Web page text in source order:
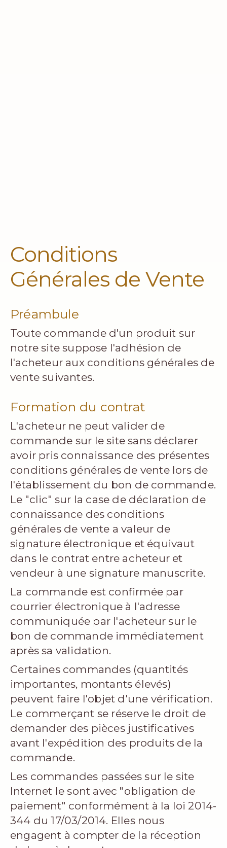
Conditions
Générales de Vente
Préambule
Toute commande d'un produit sur
notre site suppose l'adhésion de
l'acheteur aux conditions générales de
vente suivantes.
Formation du contrat
L'acheteur ne peut valider de
commande sur le site sans déclarer
avoir pris connaissance des présentes
conditions générales de vente lors de
l'établissement du bon de commande.
Le "clic" sur la case de déclaration de
connaissance des conditions
générales de vente a valeur de
signature électronique et équivaut
dans le contrat entre acheteur et
vendeur à une signature manuscrite.
La commande est confirmée par
courrier électronique à l'adresse
communiquée par l'acheteur sur le
bon de commande immédiatement
après sa validation.
Certaines commandes (quantités
importantes, montants élevés)
peuvent faire l'objet d'une vérification.
Le commerçant se réserve le droit de
demander des pièces justificatives
avant l'expédition des produits de la
commande.
Les commandes passées sur le site
Internet le sont avec "obligation de
paiement" conformément à la loi 2014-
344 du 17/03/2014. Elles nous
engagent à compter de la réception